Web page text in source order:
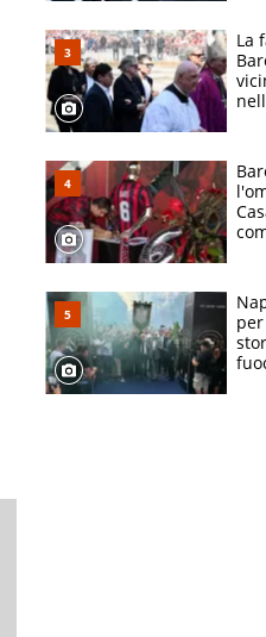
La